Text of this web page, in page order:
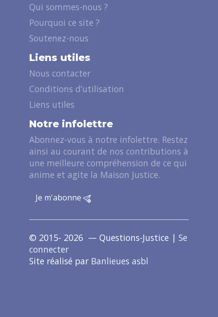
Qui sommes-nous ?
Pourquoi ce site ?
Soutenez-nous
Liens utiles
Nous contacter
Conditions d’utilisation
Liens utiles
Notre infolettre
Abonnez-vous à notre infolettre. Restez
ainsi au courant de nos contributions à
une meilleure compréhension de ce qui
anime et agite la Maison Justice.
Je m'abonne
© 2015- 2026 — Questions-Justice | Se
connecter
Site réalisé par Banlieues asbl